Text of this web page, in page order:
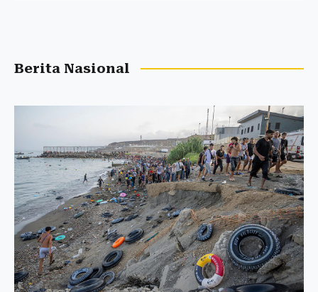
Berita Nasional